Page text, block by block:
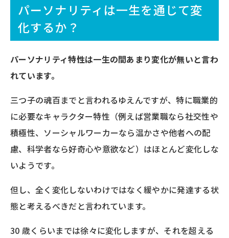
パーソナリティは一生を通じて変
化するか？
パーソナリティ特性は一生の間あまり変化が無いと言わ
れています。
三つ子の魂百までと言われるゆえんですが、特に職業的
に必要なキャラクター特性（例えば営業職なら社交性や
積極性、ソーシャルワーカーなら温かさや他者への配
慮、科学者なら好奇心や意欲など）はほとんど変化しな
いようです。
但し、全く変化しないわけではなく緩やかに発達する状
態と考えるべきだと言われています。
30 歳くらいまでは徐々に変化しますが、それを超える